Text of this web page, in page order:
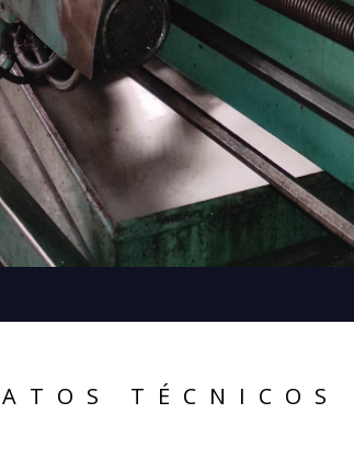
TÉCNICOS